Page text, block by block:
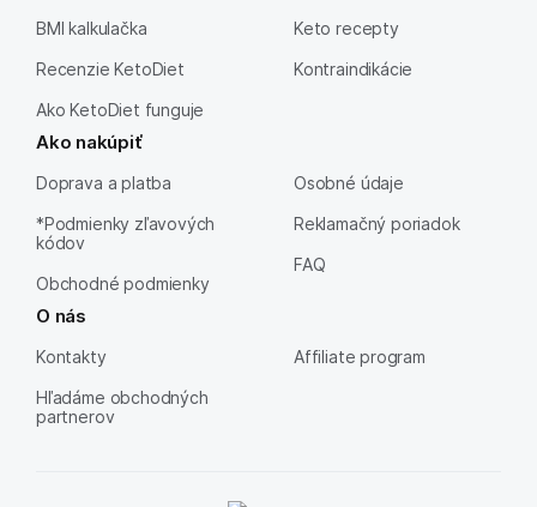
BMI kalkulačka
Recenzie KetoDiet
Ako KetoDiet funguje
Keto recepty
Kontraindikácie
Ako nakúpiť
Doprava a platba
*Podmienky zľavových
kódov
Obchodné podmienky
Osobné údaje
Reklamačný poriadok
FAQ
O nás
Kontakty
Hľadáme obchodných
partnerov
Affiliate program